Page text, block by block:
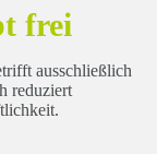
frei
ausschließlich
reduziert